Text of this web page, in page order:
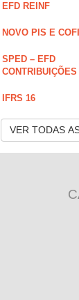
EFD REINF
NOVO PIS E
SPED – EFD
CONTRIBUIÇÕES
IFRS 16
VER TODAS